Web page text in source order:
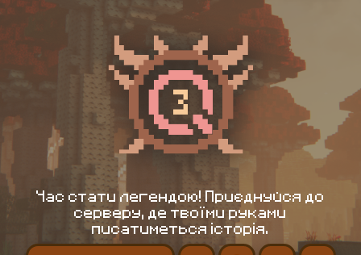
Час стати легендою! Приєднуйся до
серверу, де твоїми руками
писатиметься історія.